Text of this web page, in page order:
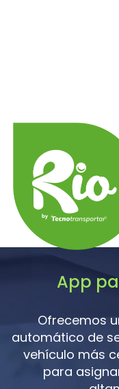
App
Ofrecemos
automático de
vehículo más
para